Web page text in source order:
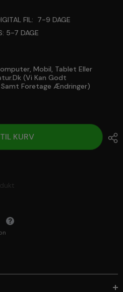
FIL: 7-9 DAGE
5-7 DAGE
Mobil, Tablet Eller
(vi Kan Godt
Foretage Ændringer)
KURV